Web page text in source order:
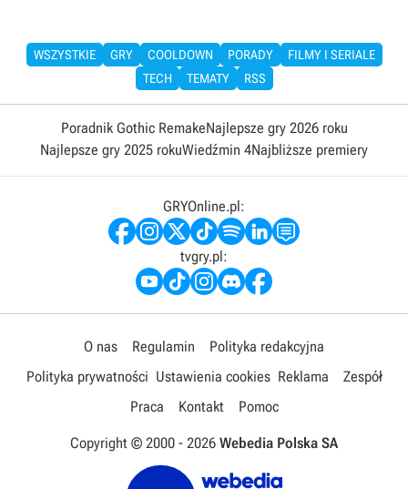
WSZYSTKIE GRY COOLDOWN PORADY
FILMY I SERIALE
TECH
TEMATY RSS
Poradnik Gothic RemakeNajlepsze gry 2026 roku
Najlepsze gry 2025 rokuWiedźmin 4Najbliższe premiery
GRYOnline.pl:
tvgry.pl:
O nas Regulamin
Polityka redakcyjna
Polityka prywatności Ustawienia cookies Reklama
Zespół
Praca
Kontakt Pomoc
Copyright © 2000 - 2026 Webedia Polska SA